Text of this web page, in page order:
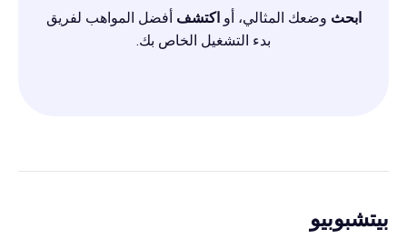
ابحث وضعك المثالي، أواكتشف أفضل المواهب لفريق
بدء التشغيل الخاص بك.
بيتشبوبيو